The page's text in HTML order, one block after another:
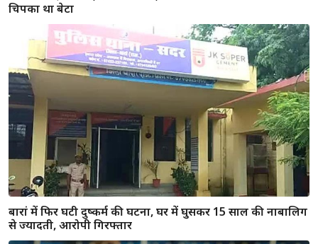
दर्दनाक सड़क हादसा / जयपुर में हाईवे पर खड़े ट्रेलर से टकराया ट्रक,
ड्राइवर के बेटे का सिर धड़ से हुआ अलग